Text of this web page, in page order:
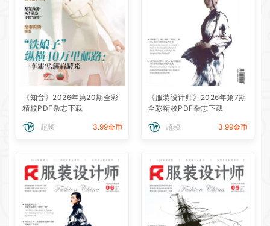
《知音》2026年第20期全彩
精校PDF杂志下载
超频 3.99金币
《服装设计师》2026年第7期
全彩精校PDF杂志下载
超频 3.99金币